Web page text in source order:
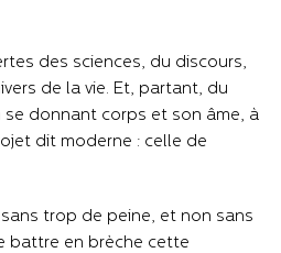
des sciences, du discours,
de la vie. Et, partant, du
se donnant corps et son âme, à
dit moderne : celle de
trop de peine, et non sans
battre en brèche cette